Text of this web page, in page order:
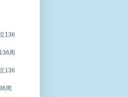
136
周
136
周